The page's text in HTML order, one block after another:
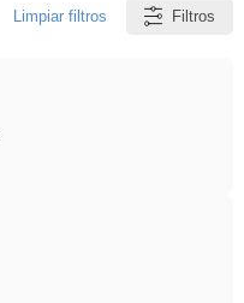
Limpiar filtros Filtros